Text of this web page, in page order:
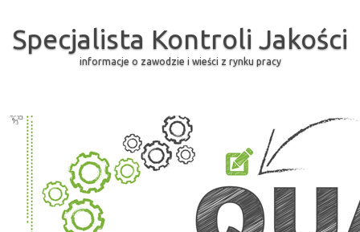
Specjalista Kontroli Jakości
informacje o zawodzie i wieści z rynku pracy